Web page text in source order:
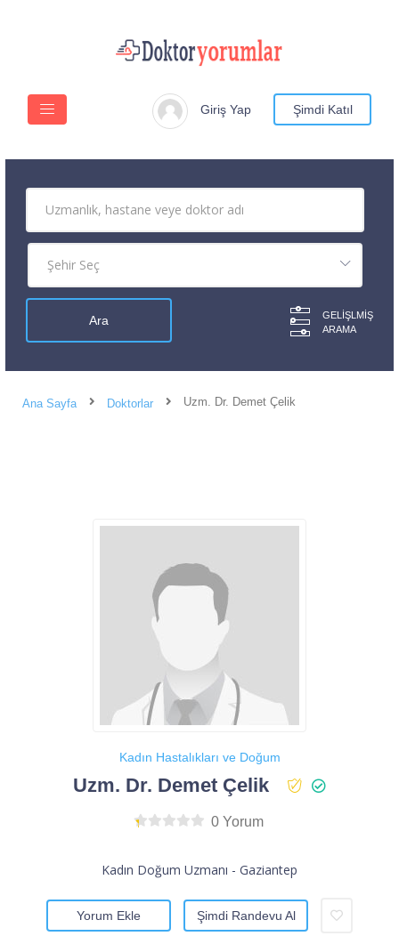
Giriş Yap Şimdi Katıl
GELIŞLMIŞ
ARAMA
Ana Sayfa Doktorlar Uzm. Dr. Demet Çelik
Kadın Hastalıkları ve Doğum
Uzm. Dr. Demet Çelik
0 Yorum
Kadın Doğum Uzmanı - Gaziantep
Yorum Ekle Şimdi Randevu Al